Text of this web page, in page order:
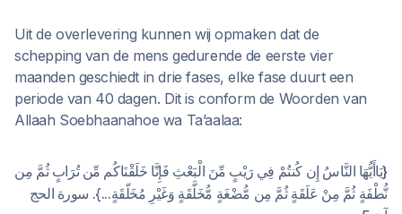
Uit de overlevering kunnen wij opmaken dat de
schepping van de mens gedurende de eerste vier
maanden geschiedt in drie fases, elke fase duurt een
periode van 40 dagen. Dit is conform de Woorden van
Allaah Soebhaanahoe wa Ta’aalaa:
{يَاأَيُّهَا النَّاسُ إِن كُنتُمْ فِي رَيْبٍ مِّنَ الْبَعْثِ فَإِنَّا خَلَقْنَاكُم مِّن تُرَابٍ ثُمَّ مِن
نُّطْفَةٍ ثُمَّ مِنْ عَلَقَةٍ ثُمَّ مِن مُّضْغَةٍ مُّخَلَّقَةٍ وَغَيْرِ مُخَلّقَةٍ...}. سورة الحج